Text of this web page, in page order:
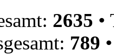
2635 •
789